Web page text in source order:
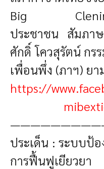
Big
ประชาชน สัมภา
ศักดิ์ โควสุรัตน์ กร
เพื่อนพึ่ง (ภาฯ) ย
https://
ประเด็น : ระบบป้
การฟื้นฟูเยีย